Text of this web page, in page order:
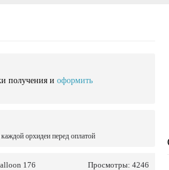
получения и оформить
орхидеи перед оплатой
Просмотры: 4246
176